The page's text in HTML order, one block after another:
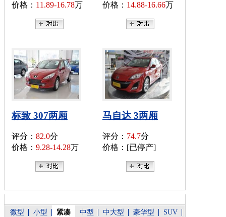
价格： 11.89-16.78万
价格： 14.88-16.66万
标致 307两厢
评分： 82.0分
价格： 9.28-14.28万
马自达 3两厢
评分： 74.7分
价格：[已停产]
微型 小型 紧凑 中型 中大型 豪华型 SUV